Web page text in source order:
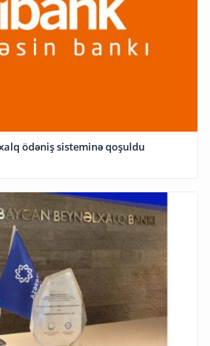
ödəniş sisteminə qoşuldu